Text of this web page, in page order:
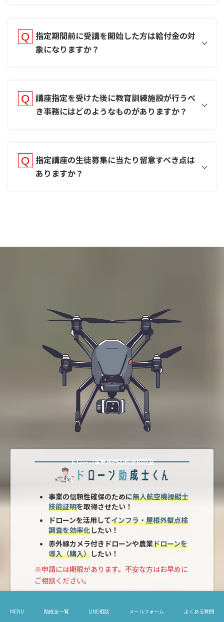
指定期間前に受講を開始した方は給付金の対
象になりますか？
講座指定を受けた後に教育訓練施設が行うべ
き事務にはどのようなものがありますか？
指定講座の生徒募集に当たり留意すべき点は
ありますか？
ドローン事業専門助成金相談室
事業の信頼性確保のために無人航空機操縦士
技能証明を取得させたい！
ドローンを活用してインフラ・屋根外壁点検
調査を効率化したい！
赤外線カメラ付きドローンや農業ドローンを
導入（購入）したい！
※申請には期限があります。不安な方はお早めに
ご相談ください。
MENU 助成金一覧 LINE相談 メールフォーム よくある質問